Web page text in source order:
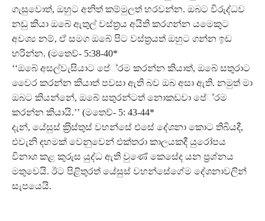
ගැසුවොත්, ඔහුට අනිත් කම්මුලත් හරවන්න. ඔබට විරුද්ධව
නඩු කියා ඔබේ ඇතුල් වස්ත‍්‍රය අයිති කරගන්න යමෙකුට
අවශ්‍ය නම්, ඒ සමග ඔබේ පිට වස්ත‍්‍රයත් ඔහුට ගන්න ඉඩ
හරින්න. (මතෙව්- 5:38-40*
‘‘ඔබේ අසල්වැසියාට පේ‍්‍රම කරන්න කියාත්, ඔබේ සතුරාට
වෛර කරන්න කියාත් පවසා ඇති බව ඔබ අසා ඇති. නමුත් මා
ඔබට කියන්නේ, ඔබේ සතුරන්ටත් නොකඩවා පේ‍්‍රම
කරන්න කියායි.’’ (මතෙව්- 5: 43-44*
දැන්, යේසුස් ක‍්‍රිස්තුස් වහන්සේ එසේ දේශනා කොට තිබියදී,
එවැනි දහමක් වෙනුවෙන් එක්තරා කාලයකදී යුරෝපය
විනාශ කළ කුරුස යුද්ධ ඇති වුණේ කෙසේද යන ප‍්‍රශ්නය
මතුවෙයි. ඊට පිළිතුරත් යේසුස් වහන්සේගේම දේශනාවලින්
සැපයෙයි.